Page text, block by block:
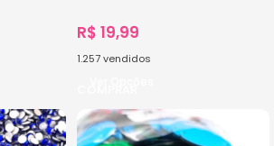
R$ 19,99
1.257vendidos